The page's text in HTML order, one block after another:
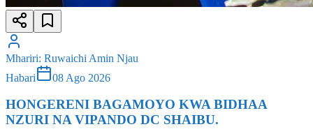
Mhariri: Ruwaichi Amin Njau
Habari
08 Ago 2026
HONGERENI BAGAMOYO KWA BIDHAA
NZURI NA VIPANDO DC SHAIBU.